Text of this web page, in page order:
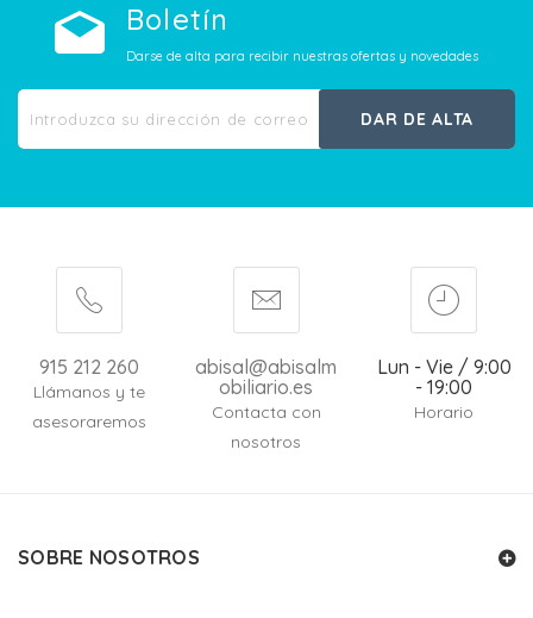
Boletín
Darse de alta para recibir nuestras ofertas y novedades
DAR DE ALTA
915 212 260
Llámanos y te
asesoraremos
abisal@abisalm
obiliario.es
Contacta con
nosotros
Lun - Vie / 9:00
- 19:00
Horario
SOBRE NOSOTROS